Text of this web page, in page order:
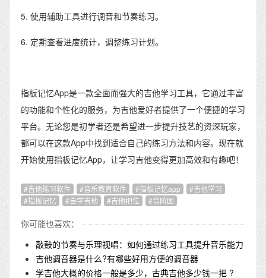
5. 使用辅助工具进行调音和节奏练习。
6. 定期查看进度统计，调整练习计划。
指板记忆App是一款全面而强大的吉他学习工具，它通过丰富
的功能和个性化的服务，为吉他爱好者提供了一个便捷的学习
平台。无论您是初学者还是希望进一步提升技艺的资深玩家，
都可以在这款App中找到适合自己的练习方法和内容。现在就
开始使用指板记忆App，让学习吉他变得更加高效和有趣吧！
吉他练习软件 音乐教育软件 指板记忆app
吉他学习
指板记忆
自学吉他 吉他把位 音阶图
你可能也喜欢：
敲鼓的节奏与乐理视唱：如何通过练习工具提升音乐能力
吉他调音器是什么?有哪些好用方便的调音器
学吉他大概的价格一般是多少，古典吉他多少钱一把 ?